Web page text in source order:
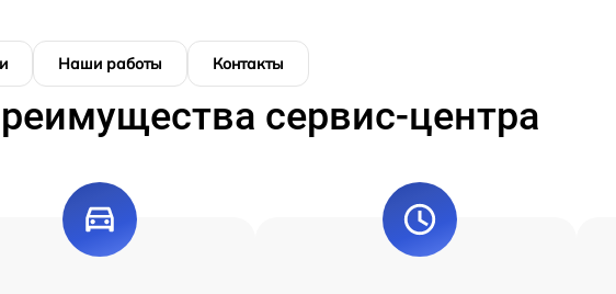
Наши работы Контакты
сервис-центра